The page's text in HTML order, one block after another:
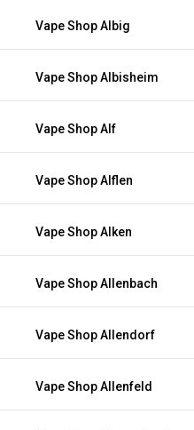
Vape Shop Albig
Vape Shop Albisheim
Vape Shop Alf
Vape Shop Alflen
Vape Shop Alken
Vape Shop Allenbach
Vape Shop Allendorf
Vape Shop Allenfeld